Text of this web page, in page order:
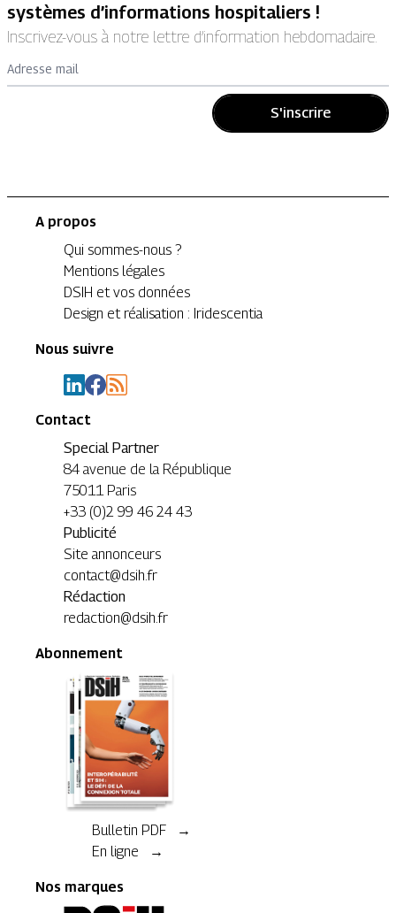
systèmes d’informations hospitaliers !
Inscrivez-vous à notre lettre d’information hebdomadaire.
Adresse mail
S'inscrire
A propos
Qui sommes-nous ?
Mentions légales
DSIH et vos données
Design et réalisation : Iridescentia
Nous suivre
Contact
Special Partner
84 avenue de la République
75011 Paris
+33 (0)2 99 46 24 43
Publicité
Site annonceurs
contact@dsih.fr
Rédaction
redaction@dsih.fr
Abonnement
Bulletin PDF →
En ligne →
Nos marques